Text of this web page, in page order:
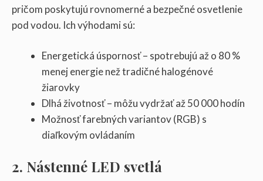
pričom poskytujú rovnomerné a bezpečné osvetlenie
pod vodou. Ich výhodami sú:
Energetická úspornosť – spotrebujú až o 80 %
menej energie než tradičné halogénové
žiarovky
Dlhá životnosť – môžu vydržať až 50 000 hodín
Možnosť farebných variantov (RGB) s
diaľkovým ovládaním
2. Nástenné LED svetlá